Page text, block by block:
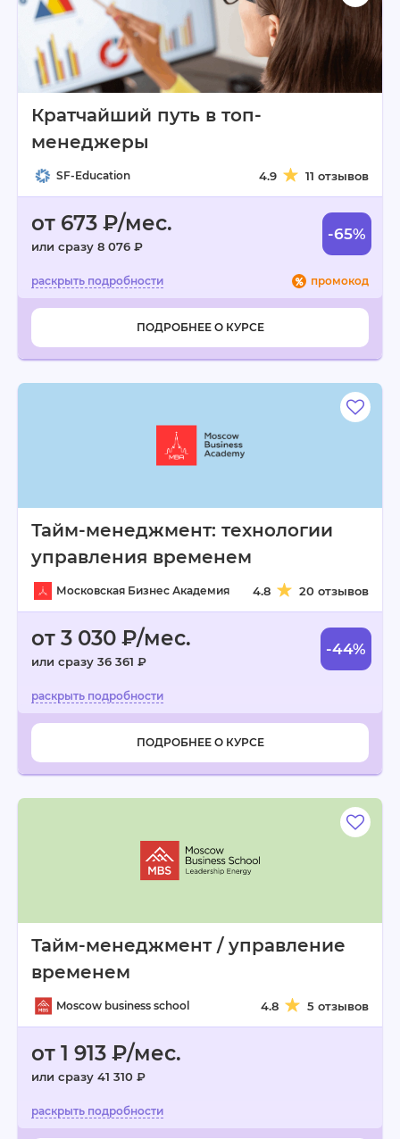
Кратчайший путь в топ-
менеджеры
SF-Education 4.9 11 отзывов
от 673 ₽/мес.
или сразу 8 076 ₽
-65%
промокод
ПОДРОБНЕЕ О КУРСЕ
Тайм-менеджмент: технологии
управления временем
Московская Бизнес Академия 4.8 20 отзывов
от 3 030 ₽/мес.
или сразу 36 361 ₽
-44%
ПОДРОБНЕЕ О КУРСЕ
Тайм-менеджмент / управление
временем
Moscow business school 4.8 5 отзывов
от 1 913 ₽/мес.
или сразу 41 310 ₽